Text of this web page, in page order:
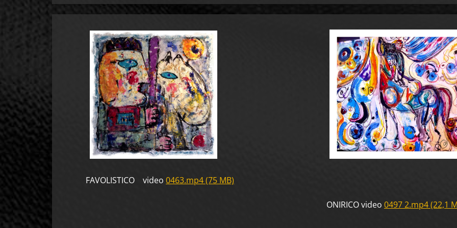
FAVOLISTICO video 0463.mp4 (75 MB)
ONIRICO video 0497 2.mp4 (22,1